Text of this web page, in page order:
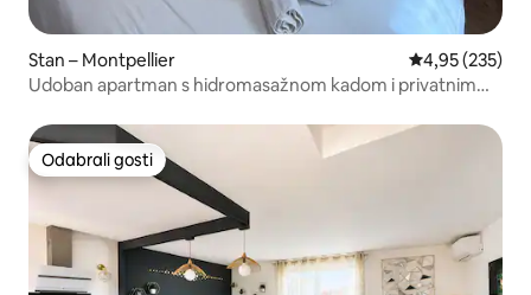
Stan – Montpellier Prosječna
4,95 (235)
Udoban apartman s hidromasažnom kadom i privatnim
Odabrali gosti
Odabrali gosti